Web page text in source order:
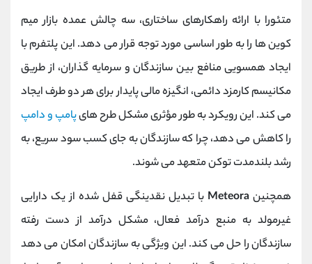
متئورا با ارائه راهکارهای ساختاری، سه چالش عمده بازار میم
‌کوین ‌ها را به طور اساسی مورد توجه قرار می‌ دهد. این پلتفرم با
ایجاد همسویی منافع بین سازندگان و سرمایه ‌گذاران، از طریق
مکانیسم کارمزد دائمی، انگیزه مالی پایدار برای هر دو طرف ایجاد
می کند. این رویکرد به طور مؤثری مشکل طرح ‌هایپامپ و دامپ
را کاهش می‌ دهد، چرا که سازندگان به جای کسب سود سریع، به
رشد بلندمدت توکن متعهد می ‌شوند.
همچنین Meteora با تبدیل نقدینگی قفل ‌شده از یک دارایی
غیرمولد به منبع درآمد فعال، مشکل درآمد از دست رفته
سازندگان را حل می‌ کند. این ویژگی به سازندگان امکان می‌ دهد